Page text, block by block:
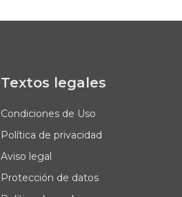
Textos legales
Condiciones de Uso
Política de privacidad
Aviso legal
Protección de datos